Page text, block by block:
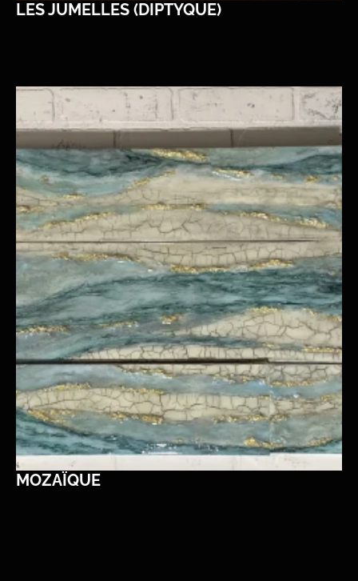
LES JUMELLES (DIPTYQUE)
MOZAÏQUE